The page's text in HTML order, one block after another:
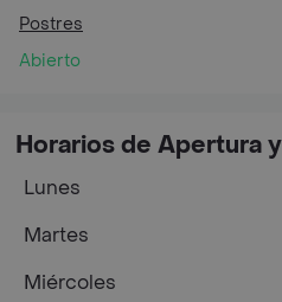
Postres
Abierto
Horarios de Apertura
Lunes
Martes
Miércoles